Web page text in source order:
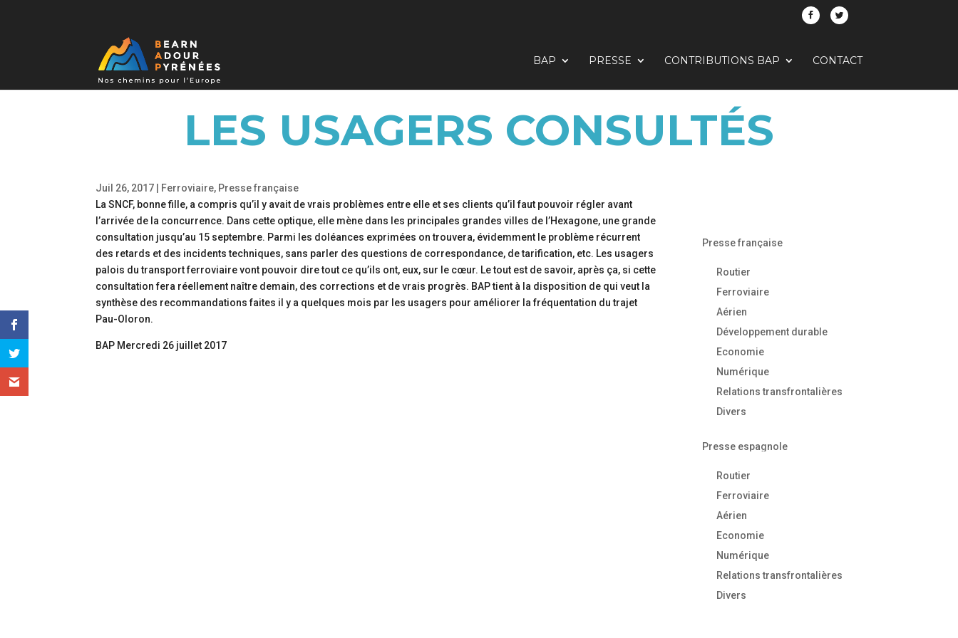
BAP PRESSE CONTRIBUTIONS BAP CONTACT
LES USAGERS CONSULTÉS
Juil 26, 2017 Ferroviaire, Presse française
La SNCF, bonne fille, a compris qu’il y avait de vrais problèmes entre elle et ses clients qu’il faut pouvoir régler avant
l’arrivée de la concurrence. Dans cette optique, elle mène dans les principales grandes villes de l’Hexagone, une grande
consultation jusqu’au 15 septembre. Parmi les doléances exprimées on trouvera, évidemment le problème récurrent
des retards et des incidents techniques, sans parler des questions de correspondance, de tarification, etc. Les usagers
palois du transport ferroviaire vont pouvoir dire tout ce qu’ils ont, eux, sur le cœur. Le tout est de savoir, après ça, si cette
consultation fera réellement naître demain, des corrections et de vrais progrès. BAP tient à la disposition de qui veut la
synthèse des recommandations faites il y a quelques mois par les usagers pour améliorer la fréquentation du trajet
Pau-Oloron.
BAP Mercredi 26 juillet 2017
Presse française
Routier
Ferroviaire
Aérien
Développement durable
Economie
Numérique
Relations transfrontalières
Divers
Presse espagnole
Routier
Ferroviaire
Aérien
Economie
Numérique
Relations transfrontalières
Divers